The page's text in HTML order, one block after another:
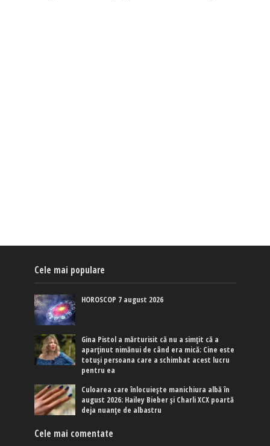
Cele mai populare
HOROSCOP 7 august 2026
Gina Pistol a mărturisit că nu a simțit că a
aparținut nimănui de când era mică: Cine este
totuși persoana care a schimbat acest lucru
pentru ea
Culoarea care înlocuiește manichiura albă în
august 2026: Hailey Bieber și Charli XCX poartă
deja nuanțe de albastru
Cele mai comentate